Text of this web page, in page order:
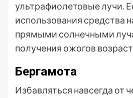
ультрафиолетовые лучи.
использования средства
прямыми солнечными
получения ожогов
Бергамота
Избавляться навсегда от